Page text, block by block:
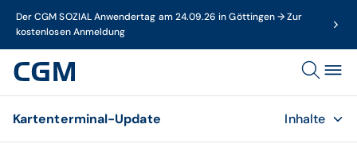
Der CGM SOZIAL Anwendertag am 24.09.26 in Göttingen → Zur
kostenlosen Anmeldung
Kartenterminal-Update Inhalte